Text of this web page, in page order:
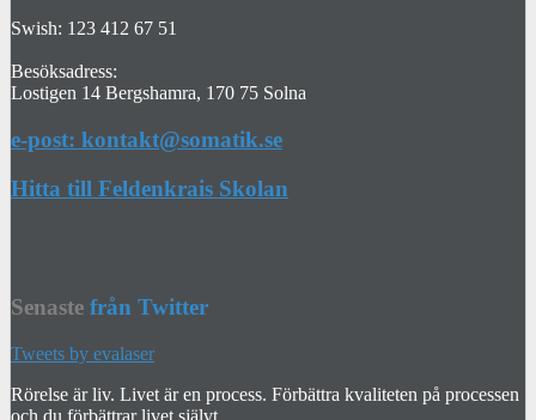
Swish: 123 412 67 51
Besöksadress:
Lostigen 14 Bergshamra, 170 75 Solna
e-post: kontakt@somatik.se
Hitta till Feldenkrais Skolan
Senaste från Twitter
Tweets by evalaser
Rörelse är liv. Livet är en process. Förbättra kvaliteten på processen
och du förbättrar livet självt.